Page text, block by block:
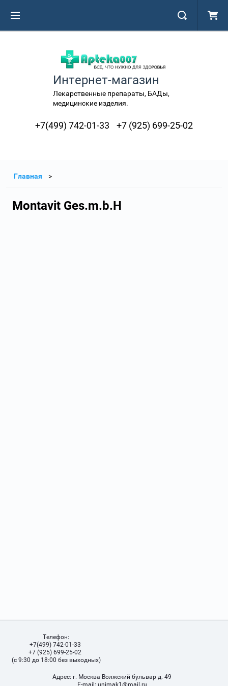
Интернет-магазин
Лекарственные препараты, БАДы,
медицинские изделия.
+7(499) 742-01-33 +7 (925) 699-25-02
Главная
Montavit Ges.m.b.H
Телефон:
+7(499) 742-01-33
+7 (925) 699-25-02
(с 9:30 до 18:00 без выходных)
Адрес: г. Москва Волжский бульвар д. 49
Е-mail: unimak1@mail.ru